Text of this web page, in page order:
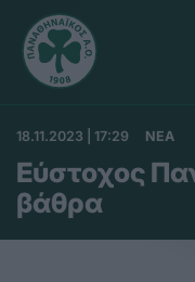
18.11.2023 | 17:29 ΝΕΑ
Εύστοχος
βάθρα